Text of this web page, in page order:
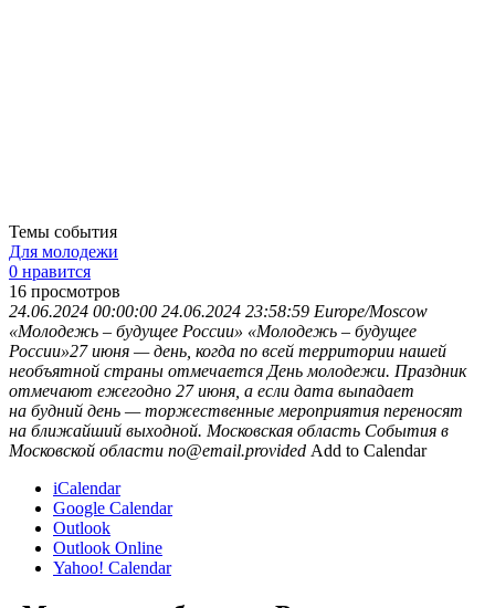
Темы события
Для молодежи
0 нравится
16 просмотров
24.06.2024 00:00:00 24.06.2024 23:58:59 Europe/Moscow
«Молодежь – будущее России» «Молодежь – будущее
России»27 июня — день, когда по всей территории нашей
необъятной страны отмечается День молодежи. Праздник
отмечают ежегодно 27 июня, а если дата выпадает
на будний день — торжественные мероприятия переносят
на ближайший выходной. Московская область События в
Московской области no@email.provided Add to Calendar
iCalendar
Google Calendar
Outlook
Outlook Online
Yahoo! Calendar